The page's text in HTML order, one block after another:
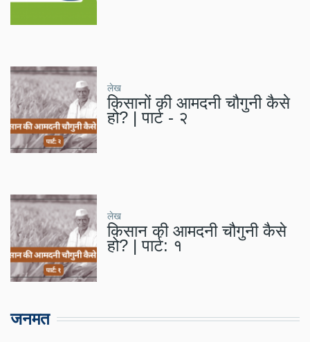
लेख
किसानों की आमदनी चौगुनी कैसे
हो? | पार्ट - २
लेख
किसान की आमदनी चौगुनी कैसे
हो? | पार्ट: १
जनमत